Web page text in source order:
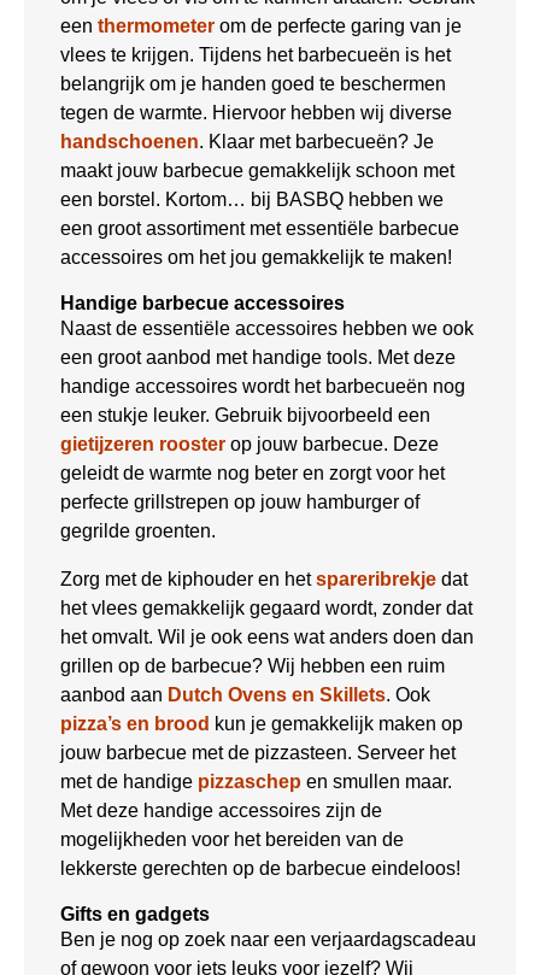
een thermometer om de perfecte garing van je
vlees te krijgen. Tijdens het barbecueën is het
belangrijk om je handen goed te beschermen
tegen de warmte. Hiervoor hebben wij diverse
handschoenen. Klaar met barbecueën? Je
maakt jouw barbecue gemakkelijk schoon met
een borstel. Kortom… bij BASBQ hebben we
een groot assortiment met essentiële barbecue
accessoires om het jou gemakkelijk te maken!
Handige barbecue accessoires
Naast de essentiële accessoires hebben we ook
een groot aanbod met handige tools. Met deze
handige accessoires wordt het barbecueën nog
een stukje leuker. Gebruik bijvoorbeeld een
gietijzeren rooster op jouw barbecue. Deze
geleidt de warmte nog beter en zorgt voor het
perfecte grillstrepen op jouw hamburger of
gegrilde groenten.
Zorg met de kiphouder en hetspareribrekje dat
het vlees gemakkelijk gegaard wordt, zonder dat
het omvalt. Wil je ook eens wat anders doen dan
grillen op de barbecue? Wij hebben een ruim
aanbod aan Dutch Ovens en Skillets. Ook
pizza’s en brood kun je gemakkelijk maken op
jouw barbecue met de pizzasteen. Serveer het
met de handige pizzaschep en smullen maar.
Met deze handige accessoires zijn de
mogelijkheden voor het bereiden van de
lekkerste gerechten op de barbecue eindeloos!
Gifts en gadgets
Ben je nog op zoek naar een verjaardagscadeau
of gewoon voor iets leuks voor jezelf? Wij